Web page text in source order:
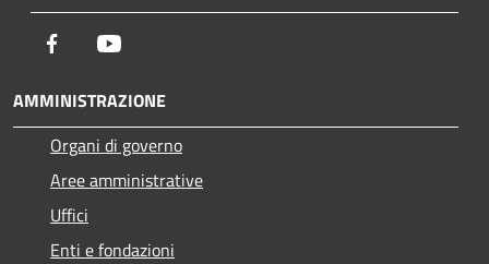
Facebook
AMMINISTRAZIONE
Organi di governo
Aree amministrative
Uffici
Enti e fondazioni